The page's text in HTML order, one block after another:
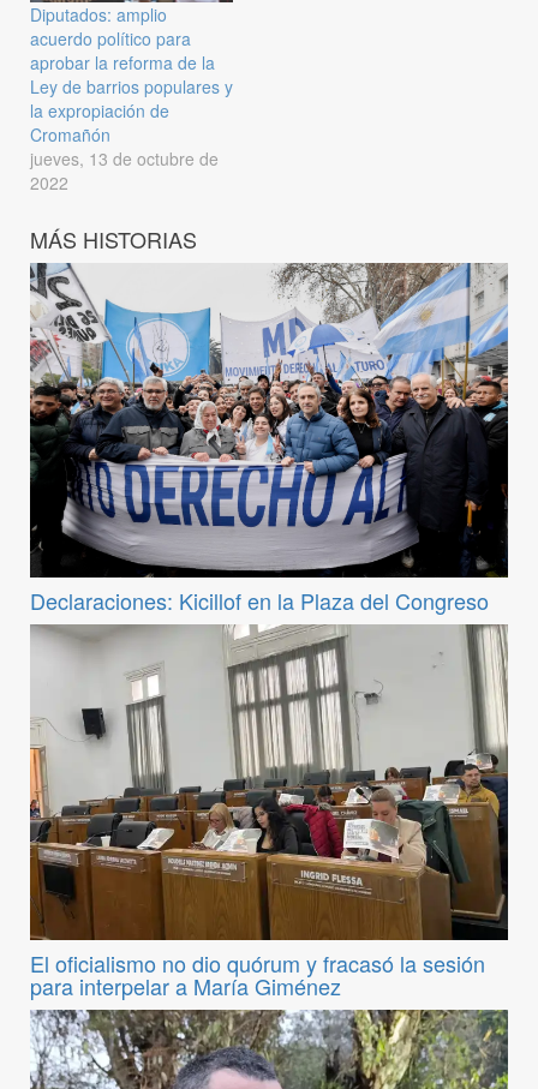
Diputados: amplio
acuerdo político para
aprobar la reforma de la
Ley de barrios populares y
la expropiación de
Cromañón
jueves, 13 de octubre de
2022
MÁS HISTORIAS
Declaraciones: Kicillof en la Plaza del Congreso
El oficialismo no dio quórum y fracasó la sesión
para interpelar a María Giménez